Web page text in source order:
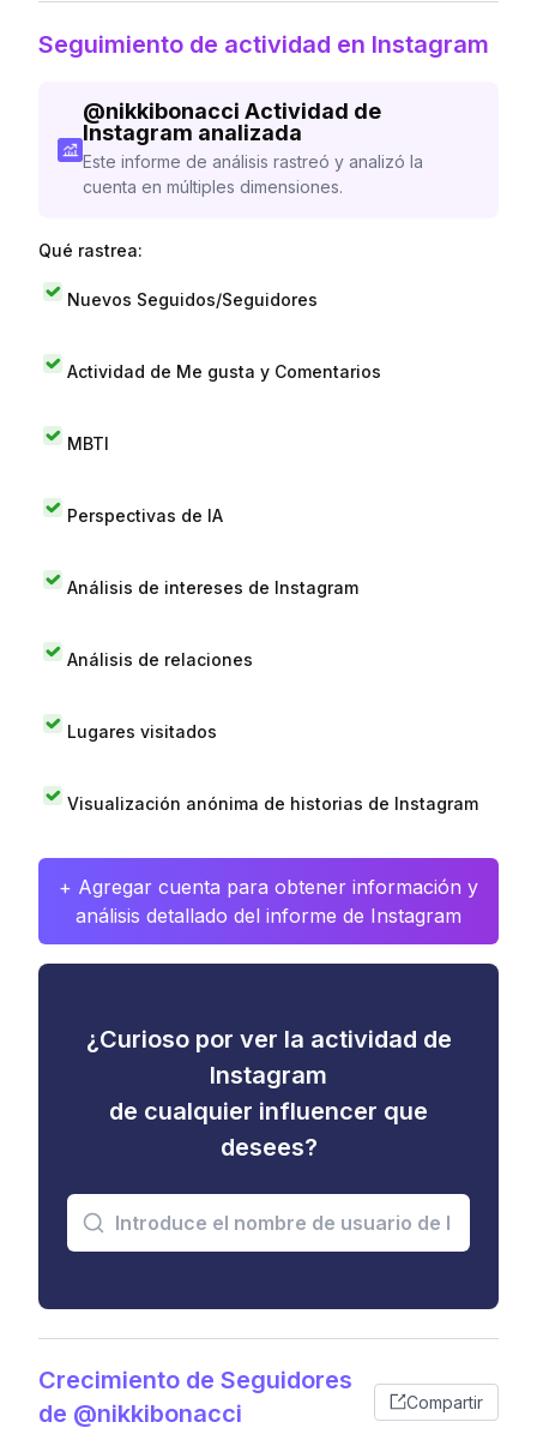
Seguimiento de actividad en Instagram
@nikkibonacci Actividad de
Instagram analizada
Este informe de análisis rastreó y analizó la
cuenta en múltiples dimensiones.
Qué rastrea:
Nuevos Seguidos/Seguidores
Actividad de Me gusta y Comentarios
MBTI
Perspectivas de IA
Análisis de intereses de Instagram
Análisis de relaciones
Lugares visitados
Visualización anónima de historias de Instagram
+ Agregar cuenta para obtener información y
análisis detallado del informe de Instagram
¿Curioso por ver la actividad de
Instagram
de cualquier influencer que
desees?
Crecimiento de Seguidores
de @nikkibonacci
Compartir